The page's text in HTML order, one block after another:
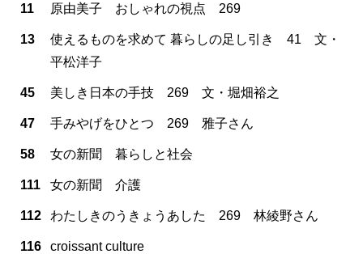
11 原由美子 おしゃれの視点 269
13
使えるものを求めて 暮らしの足し引き 41 文・
平松洋子
45 美しき日本の手技 269 文・堀畑裕之
47 手みやげをひとつ 269 雅子さん
58 女の新聞 暮らしと社会
111 女の新聞 介護
112 わたしきのうきょうあした 269 林綾野さん
116 croissant culture